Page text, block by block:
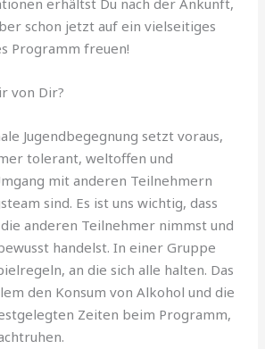
schon jetzt auf ein vielseitiges
Programm freuen!
von Dir?
Jugendbegegnung setzt voraus,
tolerant, weltoffen und
mit anderen Teilnehmern
sind. Es ist uns wichtig, dass
die anderen Teilnehmer nimmst und
handelst. In einer Gruppe
an die sich alle halten. Das
den Konsum von Alkohol und die
Zeiten beim Programm,